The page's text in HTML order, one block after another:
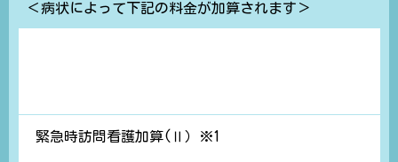
＜病状によって下記の料金が加算されます＞
緊急時訪問看護加算(Ⅱ）※1